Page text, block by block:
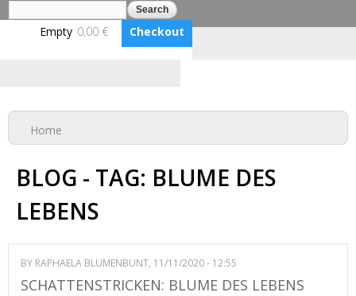
Skip to
main
Search form
Empty 0,00 € Checkout
You are here
Home
BLOG - TAG: BLUME DES
LEBENS
BY RAPHAELA BLUMENBUNT, 11/11/2020 - 12:55
SCHATTENSTRICKEN: BLUME DES LEBENS